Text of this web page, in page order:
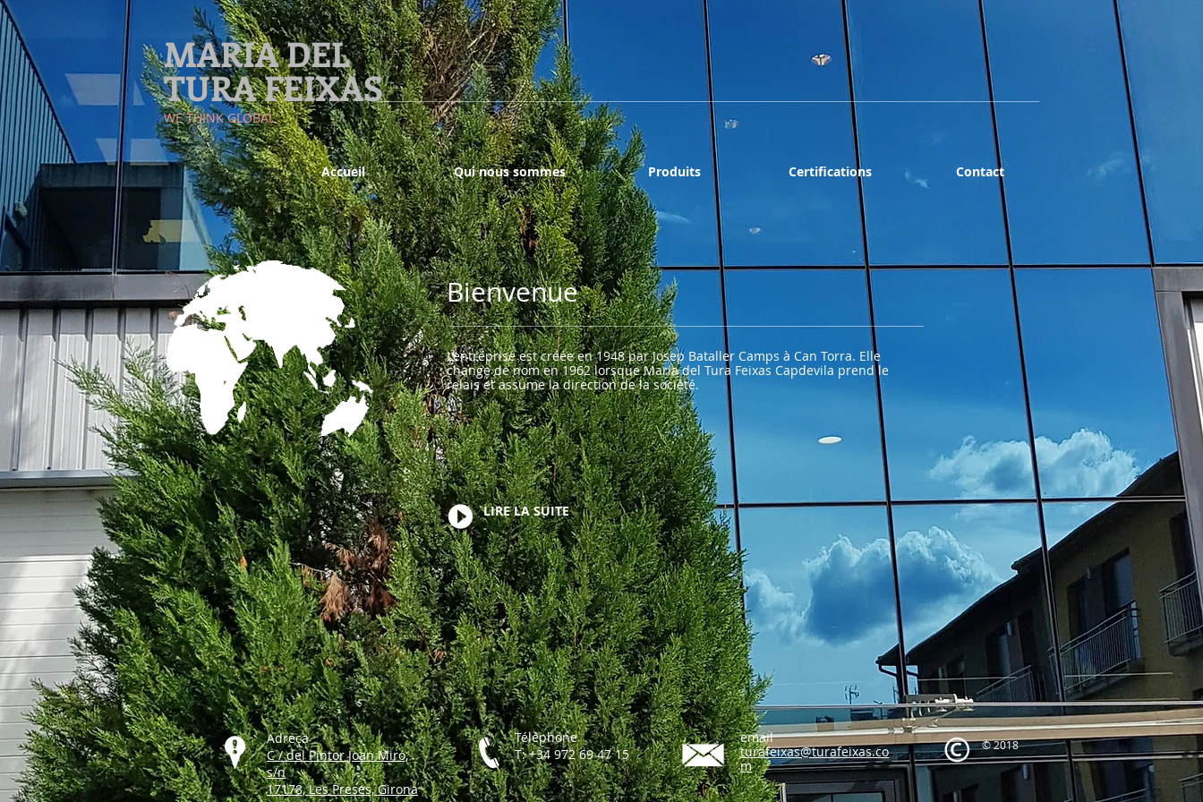
MARIA DEL
TURA FEIXAS
​WE THINK GLOBAL
Accueil Qui nous sommes Produits Certifications Contact
Bienvenue
L’entreprise est créée en 1948 par Josep Bataller Camps à Can Torra. Elle
change de nom en 1962 lorsque Maria del Tura Feixas Capdevila prend le
relais et assume la direction de la société.
LIRE LA SUITE
Adreça
C / del Pintor Joan Miró,
s/n
17178, Les Preses, Girona
Téléphone
T: +34 972 69 47 15
email
turafeixas@turafeixas.co
m
© 2018